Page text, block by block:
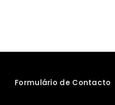
Formulário de Contacto